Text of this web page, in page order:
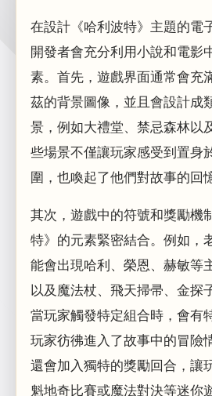
在設計《哈利波特》主題的電
開發者會充分利用小說和電影
素。首先，遊戲界面通常會充
茲的背景圖像，並且會設計成
景，例如大禮堂、禁忌森林以
些場景不僅讓玩家感受到置身
圍，也喚起了他們對故事的回憶
其次，遊戲中的符號和獎勵機
特》的元素緊密結合。例如，
能會出現哈利、榮恩、赫敏等
以及魔法杖、飛天掃帚、金探
當玩家觸發特定組合時，會有
玩家彷彿進入了故事中的冒險
還會加入獨特的獎勵回合，讓
魁地奇比賽或魔法對決等迷你